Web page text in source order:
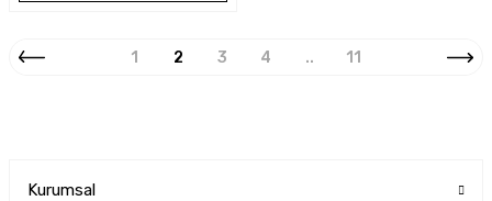
1 2 3 4 .. 11
Kurumsal